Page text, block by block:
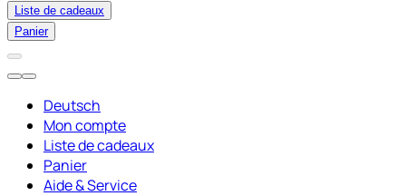
Liste de cadeaux
Panier
Deutsch
Mon compte
Liste de cadeaux
Panier
Aide & Service